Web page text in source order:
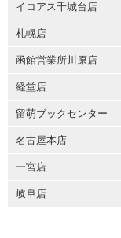
イコアス千城台店
札幌店
函館営業所川原店
経堂店
留萌ブックセンター
名古屋本店
一宮店
岐阜店